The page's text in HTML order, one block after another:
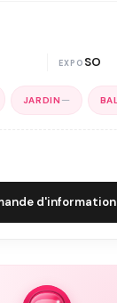
SO
—
d'information